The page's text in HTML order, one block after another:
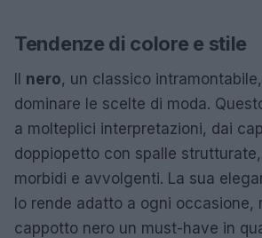
Tendenze di colore e stile
Il nero, un classico
dominare le scelte di moda.
a molteplici interpretazioni, dai
doppiopetto con spalle
morbidi e avvolgenti. La sua
lo rende adatto a ogni occasione,
cappotto nero un must-have in